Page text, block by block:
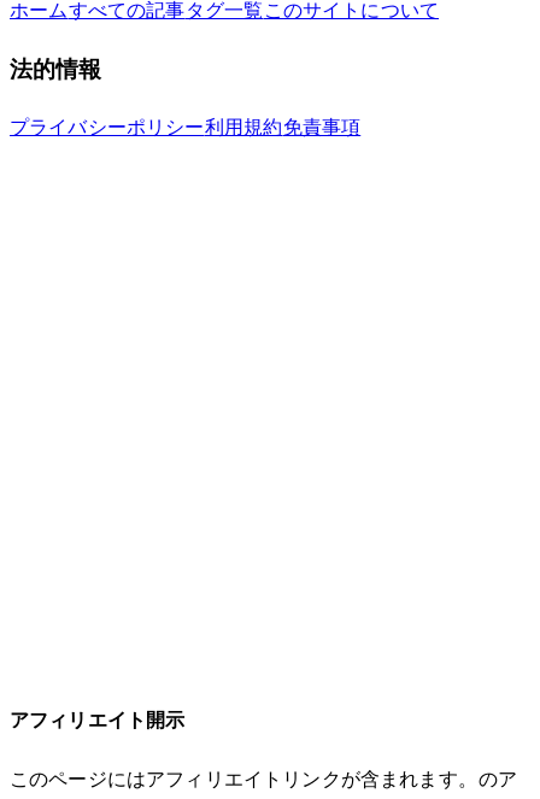
ホームすべての記事タグ一覧 このサイトについて
法的情報
プライバシーポリシー利用規約免責事項
アフィリエイト開示
このページにはアフィリエイトリンクが含まれます。Amazonのア